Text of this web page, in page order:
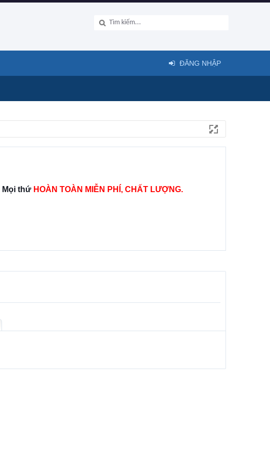
Mọi thứ HOÀN TOÀN MIỄN PHÍ, CHẤT LƯỢNG.
ĐĂNG NHẬP